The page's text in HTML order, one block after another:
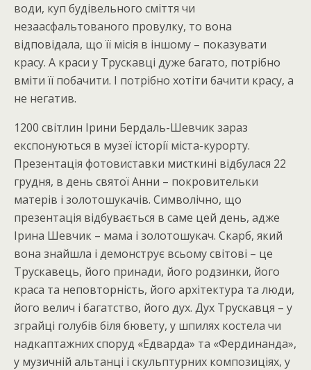
води, куп будівельного сміття чи
незаасфальтованого провулку, то вона
відповідала, що її місія в іншому – показувати
красу. А краси у Трускавці дуже багато, потрібно
вміти її побачити. І потрібно хотіти бачити красу, а
не негатив.
1200 світлин Ірини Бердаль-Шевчик зараз
експонуються в музеї історії міста-курорту.
Презентація фотовиставки мисткині відбулася 22
грудня, в день святої Анни – покровительки
матерів і золотошукачів. Символічно, що
презентація відбувається в саме цей день, адже
Ірина Шевчик – мама і золотошукач. Скарб, який
вона знайшла і демонструє всьому світові – це
Трускавець, його принади, його родзинки, його
краса та неповторність, його архітектура та люди,
його велич і багатство, його дух. Дух Трускавця – у
зграйці голубів біля бювету, у шпилях костела чи
надкаптажних споруд «Едварда» та «Фердинанда»,
у музичній альтанці і скульптурних композиціях, у